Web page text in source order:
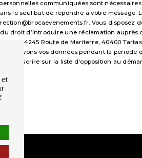
communiquées sont
le seul but de répondre à votre message.
Vous disposez
droit d’introduire une réclamation auprès
4245 Route de Mariterre, 40400
conservons vos données pendant la
inscrire sur la liste d'opposition au